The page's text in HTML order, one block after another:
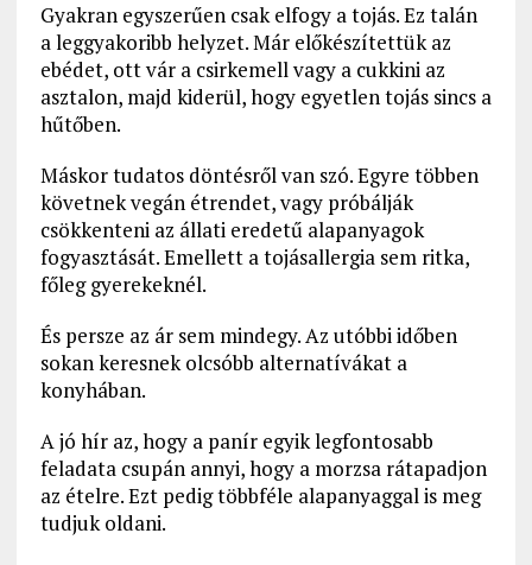
Gyakran egyszerűen csak elfogy a tojás. Ez talán
a leggyakoribb helyzet. Már előkészítettük az
ebédet, ott vár a csirkemell vagy a cukkini az
asztalon, majd kiderül, hogy egyetlen tojás sincs a
hűtőben.
Máskor tudatos döntésről van szó. Egyre többen
követnek vegán étrendet, vagy próbálják
csökkenteni az állati eredetű alapanyagok
fogyasztását. Emellett a tojásallergia sem ritka,
főleg gyerekeknél.
És persze az ár sem mindegy. Az utóbbi időben
sokan keresnek olcsóbb alternatívákat a
konyhában.
A jó hír az, hogy a panír egyik legfontosabb
feladata csupán annyi, hogy a morzsa rátapadjon
az ételre. Ezt pedig többféle alapanyaggal is meg
tudjuk oldani.